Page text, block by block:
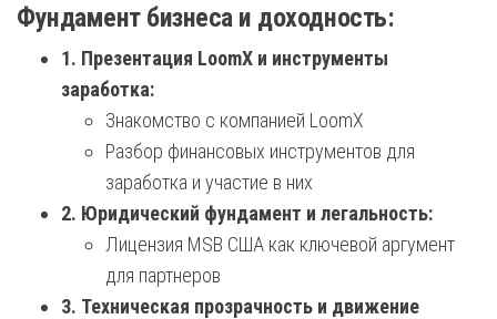
Фундамент бизнеса и доходность:
1. Презентация LoomX и инструменты
заработка:
Знакомство с компанией LoomX
Разбор финансовых инструментов для
заработка и участие в них
2. Юридический фундамент и легальность:
Лицензия MSB США как ключевой аргумент
для партнеров
3. Техническая прозрачность и движение